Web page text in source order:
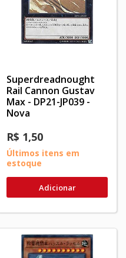
Superdreadnought
Rail Cannon Gustav
Max - DP21-JP039 -
Nova
R$ 1,50
Últimos itens em
estoque
Adicionar